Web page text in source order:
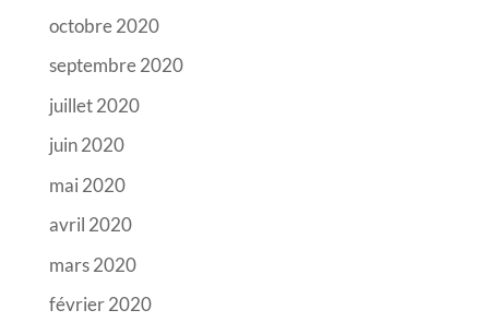
octobre 2020
septembre 2020
juillet 2020
juin 2020
mai 2020
avril 2020
mars 2020
février 2020